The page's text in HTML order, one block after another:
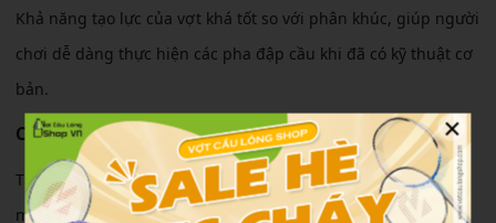
Khả năng tạo lực của vợt khá tốt so với phân khúc, giúp người
chơi dễ dàng thực hiện các pha đập cầu khi đã có kỹ thuật cơ
bản.
Cảm giác sử dụng
Thân vợt có độ cứng trung bình giúp trợ lực hiệu quả. Người
mới chơi không cần dùng quá nhiều sức vẫn có thể đưa cầu
×